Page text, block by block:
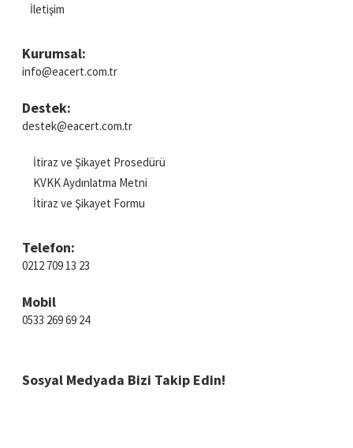
İletişim
Kurumsal:
info@eacert.com.tr
Destek:
destek@eacert.com.tr
İtiraz ve Şikayet Prosedürü
KVKK Aydınlatma Metni
İtiraz ve Şikayet Formu
Telefon:
0212 709 13 23
Mobil
0533 269 69 24
Sosyal Medyada Bizi Takip Edin!